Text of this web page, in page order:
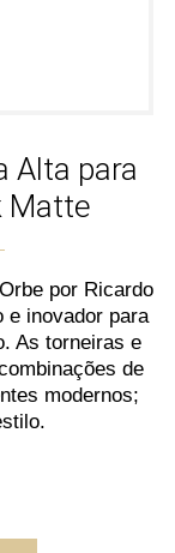
Alta para
Matte
por Ricardo
e inovador para
As torneiras e
de
modernos;